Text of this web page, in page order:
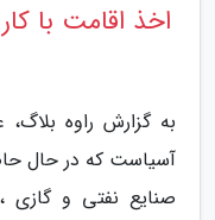
اخذ اقامت با
به گزارش راوه
آسیاست که در حال
صنایع نفتی و گازی